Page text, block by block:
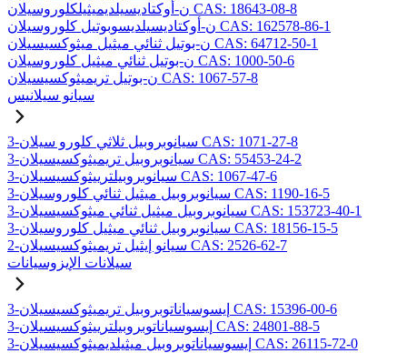
ن-أوكتاديسيلديميثيلكلوروسيلان CAS: 18643-08-8
ن-أوكتاديسيلديسوبوتيل كلوروسيلان CAS: 162578-86-1
ن-بوتيل ثنائي ميثيل ميثوكسيسيلان CAS: 64712-50-1
ن-بوتيل ثنائي ميثيل كلوروسيلان CAS: 1000-50-6
ن-بوتيل تريميثوكسيسيلان CAS: 1067-57-8
سيانو سيلانيس
3-سيانوبروبيل ثلاثي كلورو سيلان CAS: 1071-27-8
3-سيانوبروبيل تريميثوكسيسيلان CAS: 55453-24-2
3-سيانوبروبيلترييثوكسيسيلان CAS: 1067-47-6
3-سيانوبروبيل ميثيل ثنائي كلوروسيلان CAS: 1190-16-5
3-سيانوبروبيل ميثيل ثنائي ميثوكسيسيلان CAS: 153723-40-1
3-سيانوبروبيل ثنائي ميثيل كلوروسيلان CAS: 18156-15-5
2-سيانو إيثيل تريميثوكسيسيلان CAS: 2526-62-7
سيلانات الإيزوسيانات
3-إيسوسياناتوبروبيل تريميثوكسيسيلان CAS: 15396-00-6
3-إيسوسياناتوبروبيلترييثوكسيسيلان CAS: 24801-88-5
3-إيسوسياناتوبروبيل ميثيلديميثوكسيسيلان CAS: 26115-72-0